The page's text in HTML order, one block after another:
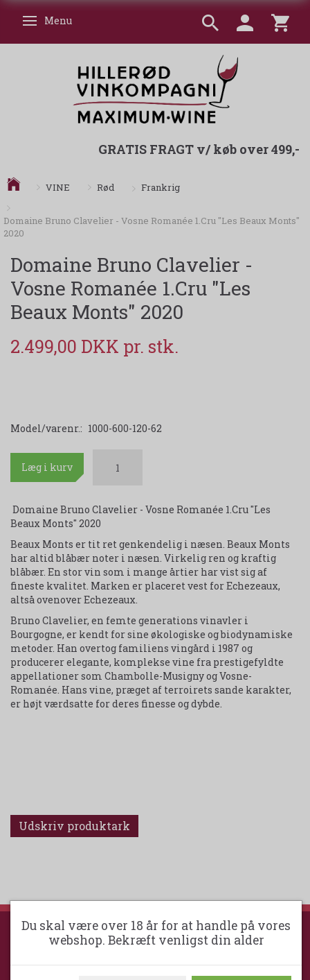
Skifte navigation
Menu
GRATIS FRAGT v/ køb over 499,-
VINE Rød Frankrig
Domaine Bruno Clavelier - Vosne Romanée 1.Cru "Les Beaux Monts"
2020
Domaine Bruno Clavelier -
Vosne Romanée 1.Cru "Les
Beaux Monts" 2020
2.499,00 DKK
Model/varenr.: 1000-600-120-62
Læg i kurv
Domaine Bruno Clavelier - Vosne Romanée 1.Cru "Les
Beaux Monts" 2020
Beaux Monts er tit ret genkendelig i næsen. Beaux Monts
har altid blåbær noter i næsen. Virkelig ren og kraftig
blåbær. En stor vin som i mange årtier har vist sig af
fineste kvalitet. Marken er placeret vest for Echezeaux,
altså ovenover Echezeaux.
Bruno Clavelier, en femte generations vinavler i
Bourgogne, er kendt for sine økologiske og biodynamiske
metoder. Han overtog familiens vingård i 1987 og
producerer elegante, komplekse vine fra prestigefyldte
appellationer som Chambolle-Musigny og Vosne-
Romanée. Hans vine, præget af terroirets sande karakter,
er højt værdsatte for deres finesse og dybde.
Udskriv produktark
Du skal være over 18 år for at handle på vores
webshop. Bekræft venligst din alder